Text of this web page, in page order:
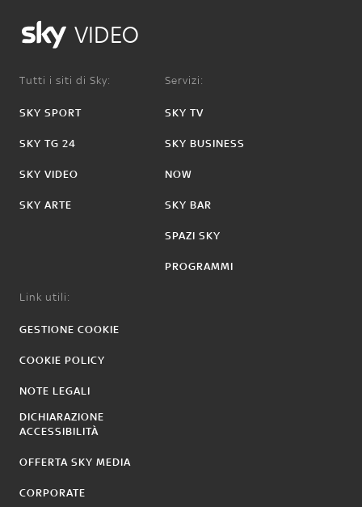
VIDEO
Tutti i siti di Sky:
SKY SPORT
SKY TG 24
SKY VIDEO
SKY ARTE
Servizi:
SKY TV
SKY BUSINESS
NOW
SKY BAR
SPAZI SKY
PROGRAMMI
Link utili:
GESTIONE COOKIE
COOKIE POLICY
NOTE LEGALI
DICHIARAZIONE
ACCESSIBILITÀ
OFFERTA SKY MEDIA
CORPORATE